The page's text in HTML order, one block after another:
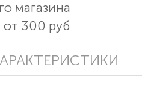
магазина
от 300 руб